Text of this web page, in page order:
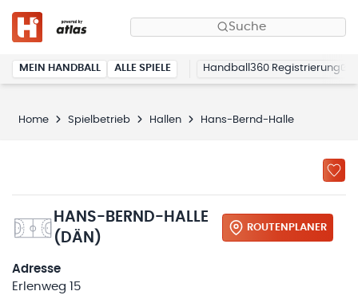
Suche
MEIN HANDBALL ALLE SPIELE Handball360 Registrierung
Home Spielbetrieb Hallen Hans-Bernd-Halle
HANS-BERND-HALLE
(DÄN)
ROUTENPLANER
Adresse
Erlenweg 15